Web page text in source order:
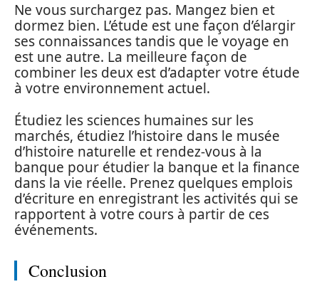
Ne vous surchargez pas. Mangez bien et
dormez bien. L’étude est une façon d’élargir
ses connaissances tandis que le voyage en
est une autre. La meilleure façon de
combiner les deux est d’adapter votre étude
à votre environnement actuel.
Étudiez les sciences humaines sur les
marchés, étudiez l’histoire dans le musée
d’histoire naturelle et rendez-vous à la
banque pour étudier la banque et la finance
dans la vie réelle. Prenez quelques emplois
d’écriture en enregistrant les activités qui se
rapportent à votre cours à partir de ces
événements.
Conclusion